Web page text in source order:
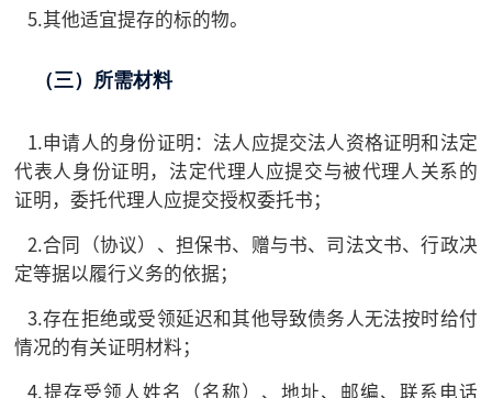
5.其他适宜提存的标的物。
（三）所需材料
1.申请人的身份证明：法人应提交法人资格证明和法定
代表人身份证明，法定代理人应提交与被代理人关系的
证明，委托代理人应提交授权委托书；
2.合同（协议）、担保书、赠与书、司法文书、行政决
定等据以履行义务的依据；
3.存在拒绝或受领延迟和其他导致债务人无法按时给付
情况的有关证明材料；
4.提存受领人姓名（名称）、地址、邮编、联系电话